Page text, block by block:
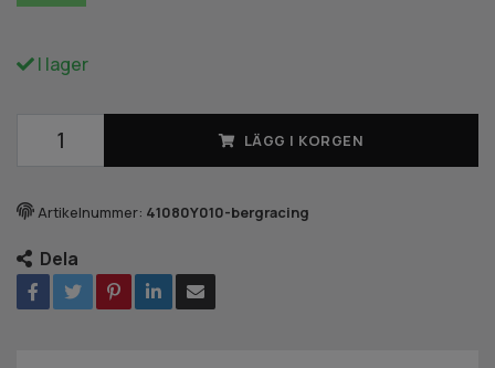
I lager
LÄGG I KORGEN
Artikelnummer: 41080Y010-bergracing
Dela